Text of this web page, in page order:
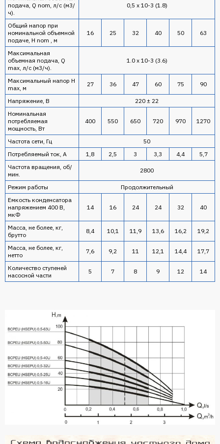
подача, Q nom, л/с (м3/
ч).
0,5 x 10-3 (1.8)
Общий напор при
номинальной объемной
подаче, H nom , м
16 25 32 40 50 63
Максимальная
объемная подача, Q
max, л/с (м3/ч).
1.0 x 10-3 (3.6)
Максимальный напор H
mах, м
27 36 47 60 75 90
Напряжение, В
220 ± 22
Номинальная
потребляемая
мощность, Вт
400 550 650 720 970 1270
Частота сети, Гц
50
Потребляемый ток, А
1,8 2,5 3 3,3 4,4
5,7
Частота вращения, об/
мин.
2800
Режим работы
Продолжительный
Емкость конденсатора
напряжением 400 В,
мкФ
14 16 24 24 32 40
Масса, не более, кг,
брутто
8,4 10,1 11,9 13,6 16,2 19,2
Масса, не более, кг,
нетто
7,6 9,2 11 12,1 14,4 17,7
Количество ступеней
насосной части
5 7 8 9 12 14